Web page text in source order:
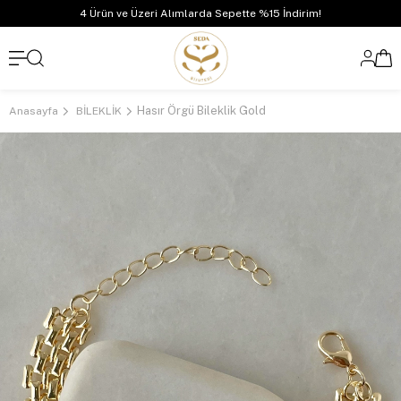
4 Ürün ve Üzeri Alımlarda Sepette %15 İndirim!
Anasayfa BİLEKLİK Hasır Örgü Bileklik Gold